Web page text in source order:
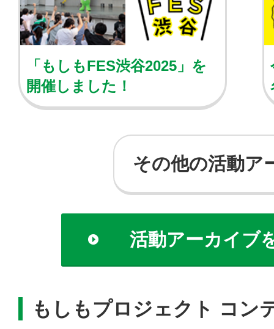
「もしもFES渋谷2025」を
開催しました！
その他の活動ア
活動アーカイブ
もしもプロジェクト コン